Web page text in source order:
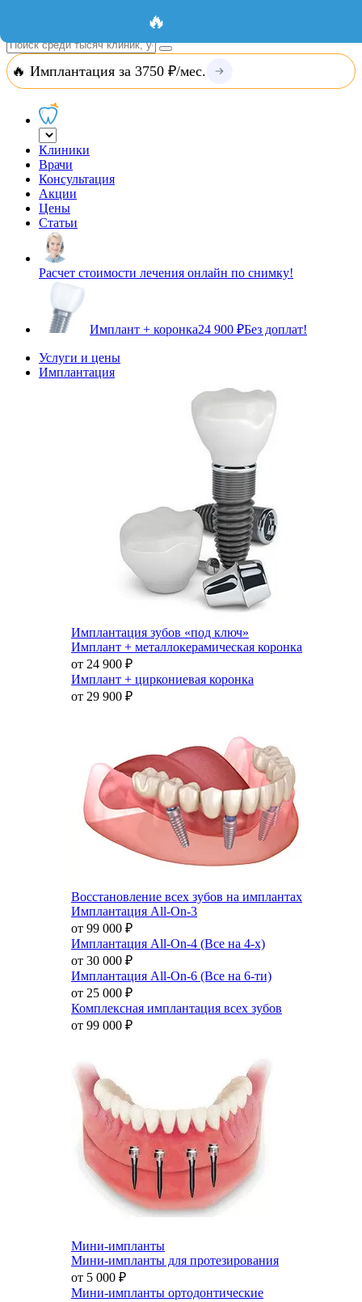
Вход
🔥 Имплантация за 3750 ₽/мес.
Клиники
Врачи
Консультация
Акции
Цены
Статьи
Расчет стоимости лечения онлайн по снимку!
Имплант + коронка24 900 ₽Без доплат!
Услуги и цены
Имплантация
Имплантация зубов «под ключ»
Имплант + металлокерамическая коронка
от 24 900 ₽
Имплант + циркониевая коронка
от 29 900 ₽
Восстановление всех зубов на имплантах
Имплантация All-On-3
от 99 000 ₽
Имплантация All-On-4 (Все на 4-х)
от 30 000 ₽
Имплантация All-On-6 (Все на 6-ти)
от 25 000 ₽
Комплексная имплантация всех зубов
от 99 000 ₽
Мини-импланты
Мини-импланты для протезирования
от 5 000 ₽
Мини-импланты ортодонтические
🔥